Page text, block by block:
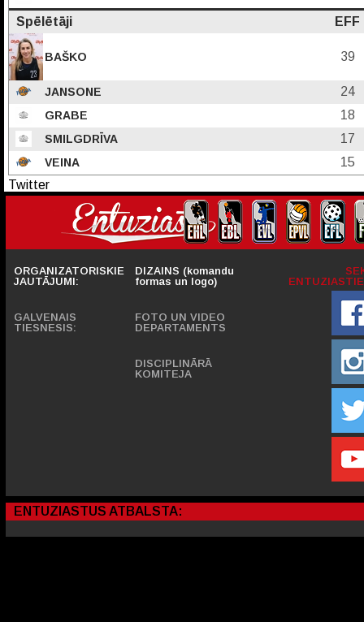
Spēlētāji
EFF
BAŠKO 39
JANSONE 24
GRABE 18
SMILGDRĪVA 17
VEINA
15
Twitter
ORGANIZATORISKIE
JAUTĀJUMI:
GALVENAIS
TIESNESIS:
DIZAINS (komandu
formas un logo)
FOTO UN VIDEO
DEPARTAMENTS
DISCIPLINĀRĀ
KOMITEJA
ENTUZIASTUS ATBALSTA: